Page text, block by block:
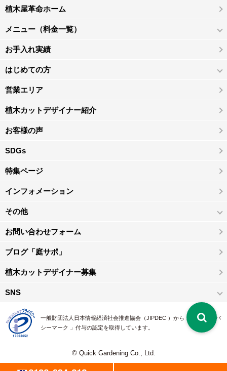
植木屋革命ホーム
メニュー（料金一覧）
お手入れ実績
はじめての方
営業エリア
植木カットデザイナー紹介
お客様の声
SDGs
特集ページ
インフォメーション
その他
お問い合わせフォーム
ブログ「庭サポ」
植木カットデザイナー募集
SNS
一般財団法人日本情報経済社会推進協会（JIPDEC ）から 、「 プライバ
シーマーク 」付与の認定を取得しています。
© Quick Gardening Co., Ltd.